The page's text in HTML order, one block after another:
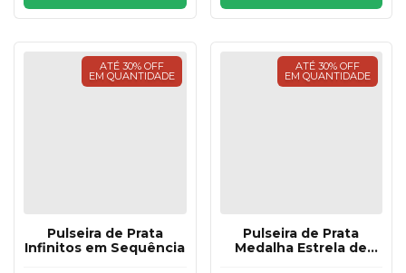
ATÉ 30% OFF
EM QUANTIDADE
Pulseira de Prata
Infinitos em Sequência
ATÉ 30% OFF
EM QUANTIDADE
Pulseira de Prata
Medalha Estrela de